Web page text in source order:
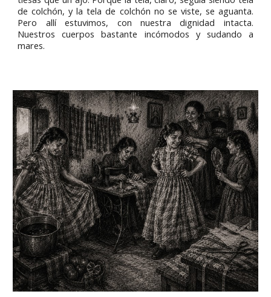
de colchón, y la tela de colchón no se viste, se aguanta.
Pero allí estuvimos, con nuestra dignidad intacta.
Nuestros cuerpos bastante incómodos y sudando a
mares.